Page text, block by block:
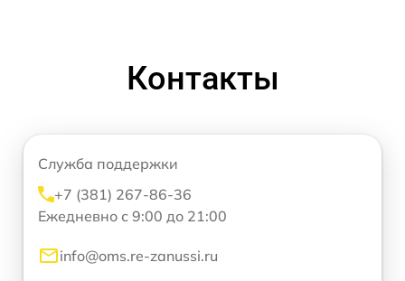
Контакты
Служба поддержки
+7 (381) 267-86-36
Ежедневно с 9:00 до 21:00
info@oms.re-zanussi.ru